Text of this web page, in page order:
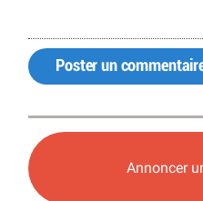
Poster un
Annoncer